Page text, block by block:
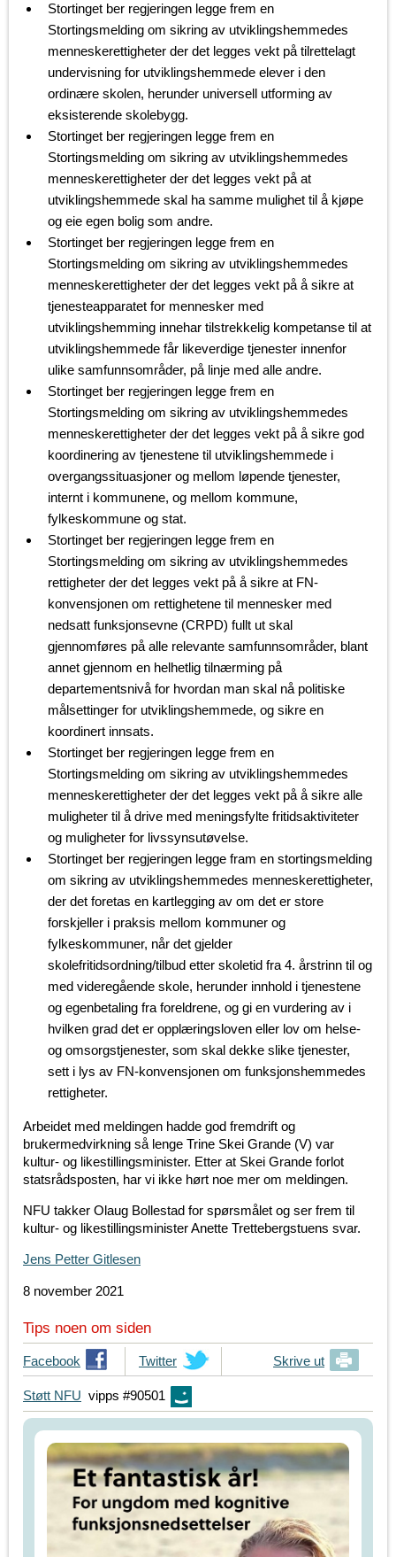
Stortinget ber regjeringen legge frem en
Stortingsmelding om sikring av utviklingshemmedes
menneskerettigheter der det legges vekt på tilrettelagt
undervisning for utviklingshemmede elever i den
ordinære skolen, herunder universell utforming av
eksisterende skolebygg.
Stortinget ber regjeringen legge frem en
Stortingsmelding om sikring av utviklingshemmedes
menneskerettigheter der det legges vekt på at
utviklingshemmede skal ha samme mulighet til å kjøpe
og eie egen bolig som andre.
Stortinget ber regjeringen legge frem en
Stortingsmelding om sikring av utviklingshemmedes
menneskerettigheter der det legges vekt på å sikre at
tjenesteapparatet for mennesker med
utviklingshemming innehar tilstrekkelig kompetanse til at
utviklingshemmede får likeverdige tjenester innenfor
ulike samfunnsområder, på linje med alle andre.
Stortinget ber regjeringen legge frem en
Stortingsmelding om sikring av utviklingshemmedes
menneskerettigheter der det legges vekt på å sikre god
koordinering av tjenestene til utviklingshemmede i
overgangssituasjoner og mellom løpende tjenester,
internt i kommunene, og mellom kommune,
fylkeskommune og stat.
Stortinget ber regjeringen legge frem en
Stortingsmelding om sikring av utviklingshemmedes
rettigheter der det legges vekt på å sikre at FN-
konvensjonen om rettighetene til mennesker med
nedsatt funksjonsevne (CRPD) fullt ut skal
gjennomføres på alle relevante samfunnsområder, blant
annet gjennom en helhetlig tilnærming på
departementsnivå for hvordan man skal nå politiske
målsettinger for utviklingshemmede, og sikre en
koordinert innsats.
Stortinget ber regjeringen legge frem en
Stortingsmelding om sikring av utviklingshemmedes
menneskerettigheter der det legges vekt på å sikre alle
muligheter til å drive med meningsfylte fritidsaktiviteter
og muligheter for livssynsutøvelse.
Stortinget ber regjeringen legge fram en stortingsmelding
om sikring av utviklingshemmedes menneskerettigheter,
der det foretas en kartlegging av om det er store
forskjeller i praksis mellom kommuner og
fylkeskommuner, når det gjelder
skolefritidsordning/tilbud etter skoletid fra 4. årstrinn til og
med videregående skole, herunder innhold i tjenestene
og egenbetaling fra foreldrene, og gi en vurdering av i
hvilken grad det er opplæringsloven eller lov om helse-
og omsorgstjenester, som skal dekke slike tjenester,
sett i lys av FN-konvensjonen om funksjonshemmedes
rettigheter.
Arbeidet med meldingen hadde god fremdrift og
brukermedvirkning så lenge Trine Skei Grande (V) var
kultur- og likestillingsminister. Etter at Skei Grande forlot
statsrådsposten, har vi ikke hørt noe mer om meldingen.
NFU takker Olaug Bollestad for spørsmålet og ser frem til
kultur- og likestillingsminister Anette Trettebergstuens svar.
Jens Petter Gitlesen
8 november 2021
Tips noen om siden
T
i
p
s
Facebook
T
i
p
s
i
n
e
Twitter Skrive ut
Støtt NFU vipps #90501